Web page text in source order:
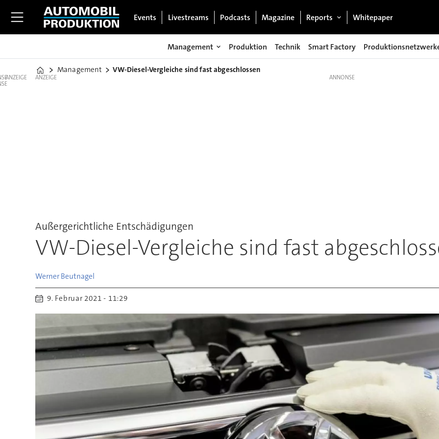
Events Livestreams Podcasts Magazine Reports Whitepaper
Management Produktion Technik Smart Factory
Home
Management VW-Diesel-Vergleiche sind fast abgeschlossen
ANZEIGE ANZEIGE
Außergerichtliche Entschädigungen
VW-Diesel-Vergleiche sind fast
Werner Beutnagel
9. Februar 2021 - 11:29